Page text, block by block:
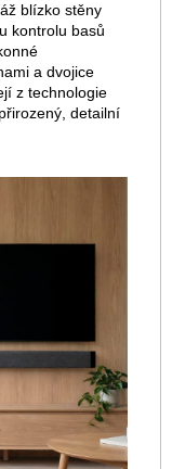
blízko stěny
kontrolu basů
a dvojice
z technologie
detailní